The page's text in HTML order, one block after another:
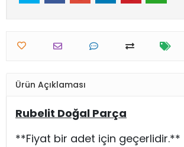
Ürün Açıklaması
Rubelit Doğal Parça
**Fiyat bir adet için geçerlidir.**